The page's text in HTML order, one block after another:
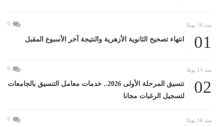
منذ 16 يومًا 0
01 انتهاء تصحيح الثانوية الأزهرية والنتيجة آخر الأسبوع المقبل
منذ 14 يومًا 0
02
تنسيق المرحلة الأولى 2026.. خدمات معامل التنسيق بالجامعات
لتسجيل الرغبات مجانا
منذ 16 يومًا 0